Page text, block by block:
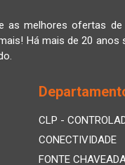
as melhores ofertas de
Há mais de 20 anos
CLP -
CONECTIVIDADE
FONTE